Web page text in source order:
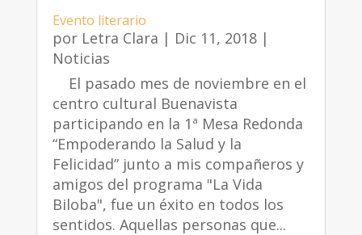
Evento literario
por Letra Clara | Dic 11, 2018|
Noticias
El pasado mes de noviembre en el
centro cultural Buenavista
participando en la 1ª Mesa Redonda
“Empoderando la Salud y la
Felicidad” junto a mis compañeros y
amigos del programa "La Vida
Biloba", fue un éxito en todos los
sentidos. Aquellas personas que...